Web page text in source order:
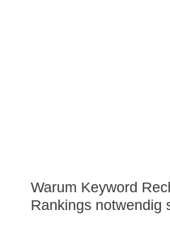
Warum Keyword
Rankings notwendig